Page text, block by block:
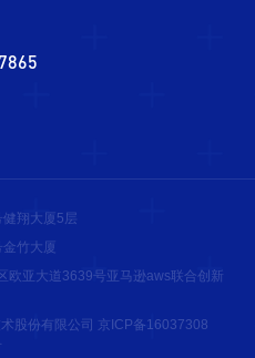
翔大厦5层
竹大厦
欧亚大道3639号亚马逊aws联合创新
股份有限公司 京ICP备16037308